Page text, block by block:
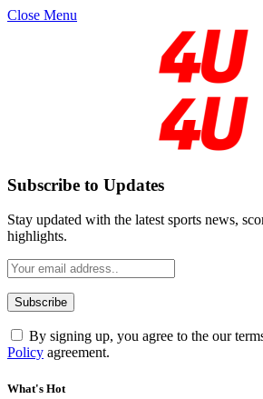
Close Menu
Subscribe to Updates
Stay updated with the latest sports news,
highlights.
By signing up, you agree to the our
Policy agreement.
What's Hot